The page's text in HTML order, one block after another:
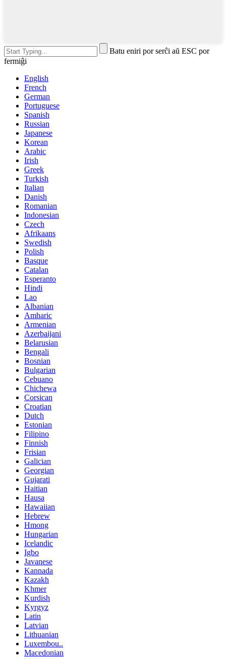
Batu eniri por serĉi aŭ ESC por
fermiĝi
English
French
German
Portuguese
Spanish
Russian
Japanese
Korean
Arabic
Irish
Greek
Turkish
Italian
Danish
Romanian
Indonesian
Czech
Afrikaans
Swedish
Polish
Basque
Catalan
Esperanto
Hindi
Lao
Albanian
Amharic
Armenian
Azerbaijani
Belarusian
Bengali
Bosnian
Bulgarian
Cebuano
Chichewa
Corsican
Croatian
Dutch
Estonian
Filipino
Finnish
Frisian
Galician
Georgian
Gujarati
Haitian
Hausa
Hawaiian
Hebrew
Hmong
Hungarian
Icelandic
Igbo
Javanese
Kannada
Kazakh
Khmer
Kurdish
Kyrgyz
Latin
Latvian
Lithuanian
Luxembou..
Macedonian